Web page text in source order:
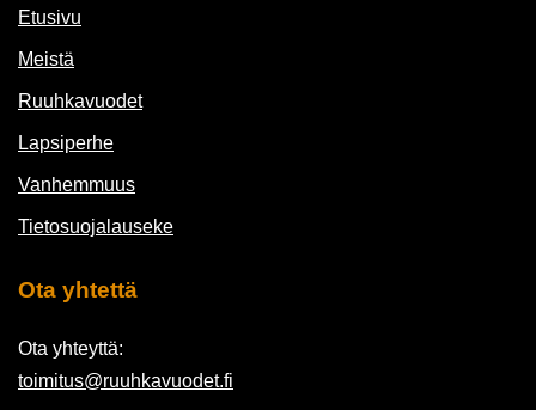
Etusivu
Meistä
Ruuhkavuodet
Lapsiperhe
Vanhemmuus
Tietosuojalauseke
Ota yhtettä
Ota yhteyttä:
toimitus@ruuhkavuodet.fi